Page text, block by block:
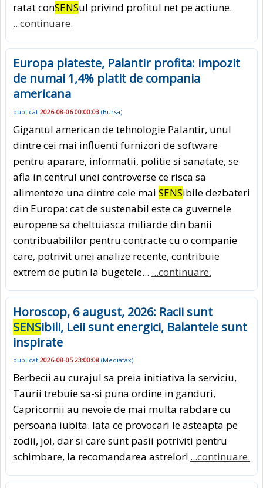
ratat conSENSul privind profitul net pe actiune.
...continuare.
Europa plateste, Palantir profita: impozit
de numai 1,4% platit de compania
americana
publicat 2026-08-06 00:00:03 (Bursa)
Gigantul american de tehnologie Palantir, unul
dintre cei mai influenti furnizori de software
pentru aparare, informatii, politie si sanatate, se
afla in centrul unei controverse ce risca sa
alimenteze una dintre cele mai SENSibile dezbateri
din Europa: cat de sustenabil este ca guvernele
europene sa cheltuiasca miliarde din banii
contribuabililor pentru contracte cu o companie
care, potrivit unei analize recente, contribuie
extrem de putin la bugetele... ...continuare.
Horoscop, 6 august, 2026: Racii sunt
SENSibili, Leii sunt energici, Balantele sunt
inspirate
publicat 2026-08-05 23:00:08 (Mediafax)
Berbecii au curajul sa preia initiativa la serviciu,
Taurii trebuie sa-si puna ordine in ganduri,
Capricornii au nevoie de mai multa rabdare cu
persoana iubita. Iata ce provocari le asteapta pe
zodii, joi, dar si care sunt pasii potriviti pentru
schimbare, la recomandarea astrelor! ...continuare.